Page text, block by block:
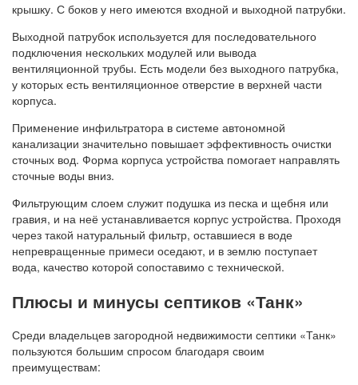
крышку. С боков у него имеются входной и выходной патрубки.
Выходной патрубок используется для последовательного
подключения нескольких модулей или вывода
вентиляционной трубы. Есть модели без выходного патрубка,
у которых есть вентиляционное отверстие в верхней части
корпуса.
Применение инфильтратора в системе автономной
канализации значительно повышает эффективность очистки
сточных вод. Форма корпуса устройства помогает направлять
сточные воды вниз.
Фильтрующим слоем служит подушка из песка и щебня или
гравия, и на неё устанавливается корпус устройства. Проходя
через такой натуральный фильтр, оставшиеся в воде
непревращенные примеси оседают, и в землю поступает
вода, качество которой сопоставимо с технической.
Плюсы и минусы септиков «Танк»
Среди владельцев загородной недвижимости септики «Танк»
пользуются большим спросом благодаря своим
преимуществам: